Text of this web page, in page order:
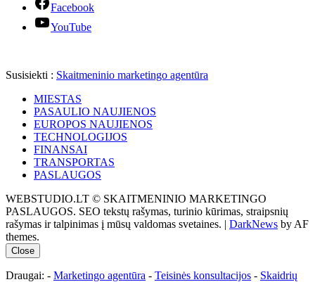
Facebook
YouTube
Susisiekti : Skaitmeninio marketingo agentūra
MIESTAS
PASAULIO NAUJIENOS
EUROPOS NAUJIENOS
TECHNOLOGIJOS
FINANSAI
TRANSPORTAS
PASLAUGOS
WEBSTUDIO.LT © SKAITMENINIO MARKETINGO
PASLAUGOS. SEO tekstų rašymas, turinio kūrimas, straipsnių
rašymas ir talpinimas į mūsų valdomas svetaines. | DarkNews by AF
themes.
Close
Draugai: - Marketingo agentūra - Teisinės konsultacijos - Skaidrių